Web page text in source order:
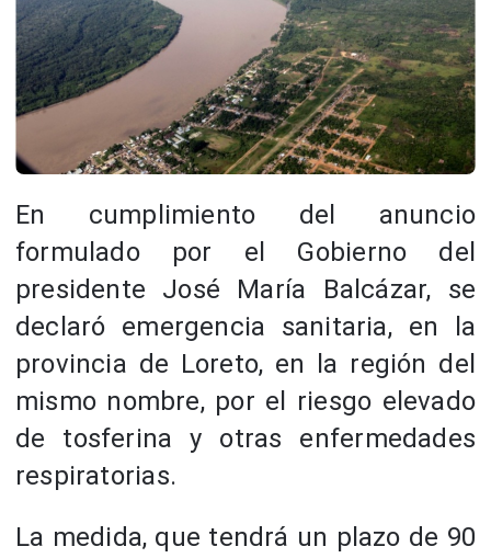
En cumplimiento del anuncio
formulado por el Gobierno del
presidente José María Balcázar, se
declaró emergencia sanitaria, en la
provincia de Loreto, en la región del
mismo nombre, por el riesgo elevado
de tosferina y otras enfermedades
respiratorias.
La medida, que tendrá un plazo de 90